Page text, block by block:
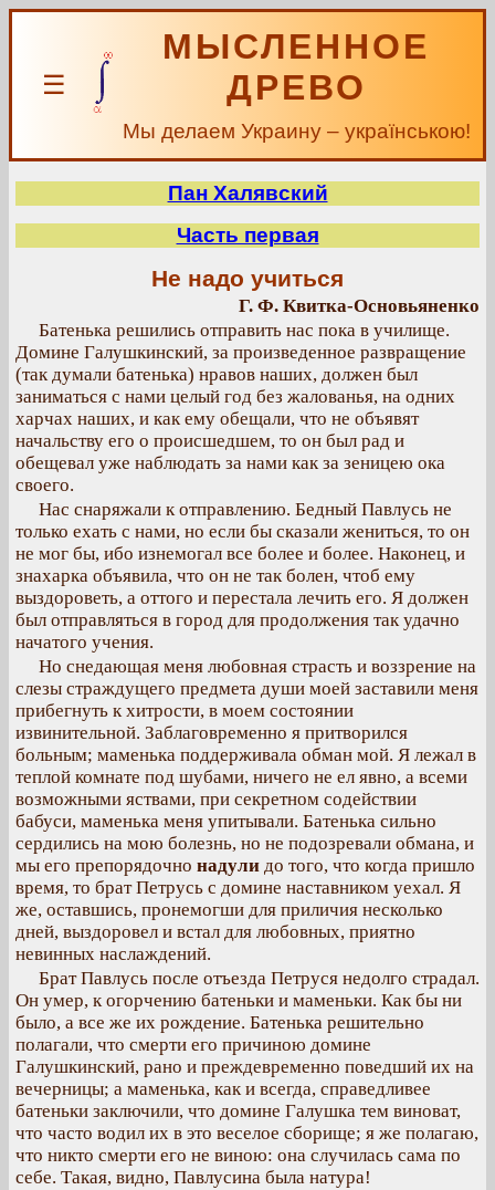
☰
МЫСЛЕННОЕ
ДРЕВО
Мы делаем Украину – українською!
Пан Халявский
Часть первая
Не надо учиться
Г. Ф. Квитка-Основьяненко
Батенька решились отправить нас пока в училище.
Домине Галушкинский, за произведенное развращение
(так думали батенька) нравов наших, должен был
заниматься с нами целый год без жалованья, на одних
харчах наших, и как ему обещали, что не объявят
начальству его о происшедшем, то он был рад и
обещевал уже наблюдать за нами как за зеницею ока
своего.
Нас снаряжали к отправлению. Бедный Павлусь не
только ехать с нами, но если бы сказали жениться, то он
не мог бы, ибо изнемогал все более и более. Наконец, и
знахарка объявила, что он не так болен, чтоб ему
выздороветь, а оттого и перестала лечить его. Я должен
был отправляться в город для продолжения так удачно
начатого учения.
Но снедающая меня любовная страсть и воззрение на
слезы страждущего предмета души моей заставили меня
прибегнуть к хитрости, в моем состоянии
извинительной. Заблаговременно я притворился
больным; маменька поддерживала обман мой. Я лежал в
теплой комнате под шубами, ничего не ел явно, а всеми
возможными яствами, при секретном содействии
бабуси, маменька меня упитывали. Батенька сильно
сердились на мою болезнь, но не подозревали обмана, и
мы его препорядочно надули до того, что когда пришло
время, то брат Петрусь с домине наставником уехал. Я
же, оставшись, пронемогши для приличия несколько
дней, выздоровел и встал для любовных, приятно
невинных наслаждений.
Брат Павлусь после отъезда Петруся недолго страдал.
Он умер, к огорчению батеньки и маменьки. Как бы ни
было, а все же их рождение. Батенька решительно
полагали, что смерти его причиною домине
Галушкинский, рано и преждевременно поведший их на
вечерницы; а маменька, как и всегда, справедливее
батеньки заключили, что домине Галушка тем виноват,
что часто водил их в это веселое сборище; я же полагаю,
что никто смерти его не виною: она случилась сама по
себе. Такая, видно, Павлусина была натура!